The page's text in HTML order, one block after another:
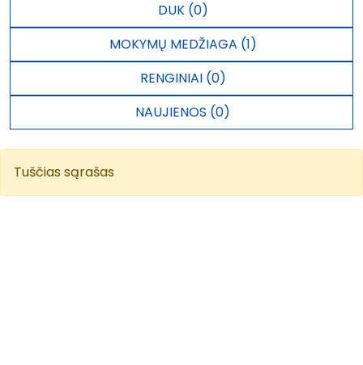
DUK (0)
MOKYMŲ MEDŽIAGA (1)
RENGINIAI (0)
NAUJIENOS (0)
Tuščias sąrašas